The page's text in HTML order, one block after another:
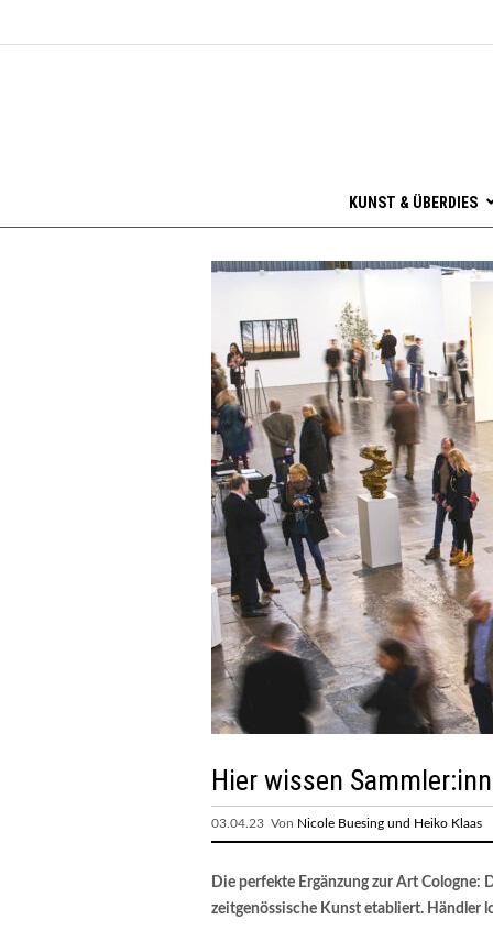
KUNST & ÜBERDIES
Hier wissen
03.04.23 Von Nicole Buesing und Heiko Klaas
Die perfekte Ergänzung zur Art Cologne:
zeitgenössische Kunst etabliert. Händler